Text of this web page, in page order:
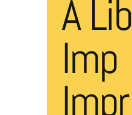
A
Imp